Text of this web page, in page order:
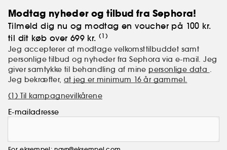
Modtag nyheder og tilbud fra Sephora!
Tilmeld dig nu og modtag en voucher på 100 kr.
til dit køb over 699 kr. (1)
Jeg accepterer at modtage velkomsttilbuddet samt
personlige tilbud og nyheder fra Sephora via e-mail. Jeg
giver samtykke til behandling af mine personlige data .
Jeg bekræfter,at jeg er minimum 16 år gammel.
(1) Til kampagnevilkårene
E-mailadresse